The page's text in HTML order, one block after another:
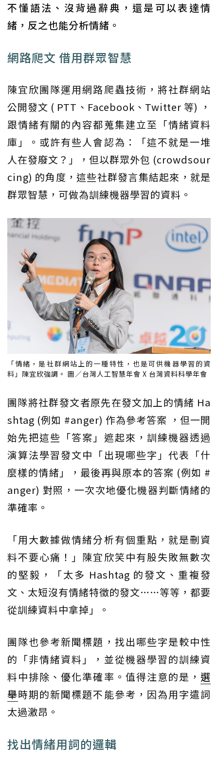
不懂語法、沒背過辭典，還是可以表達情
緒，反之也能分析情緒。
網路爬文 借用群眾智慧
陳宜欣團隊運用網路爬蟲技術，將社群網站
公開發文 ( PTT、Facebook、Twitter 等) ，
跟情緒有關的內容都蒐集建立至「情緒資料
庫」。或許有些人會認為：「這不就是一堆
人在發廢文？」，但以群眾外包 (crowdsour
cing) 的角度，這些社群發言集結起來，就是
群眾智慧，可做為訓練機器學習的資料。
「情緒，是社群網站上的一種特性，也是可供機器學習的資
料」陳宜欣強調。 圖／台灣人工智慧年會 X 台灣資料科學年會
團隊將社群發文者原先在發文加上的情緒 Ha
shtag (例如 #anger) 作為參考答案 ，但一開
始先把這些「答案」遮起來，訓練機器透過
演算法學習發文中「出現哪些字」代表「什
麼樣的情緒」，最後再與原本的答案 (例如 #
anger) 對照，一次次地優化機器判斷情緒的
準確率。
「用大數據做情緒分析有個重點，就是刪資
料不要心痛！」陳宜欣笑中有股失敗無數次
的堅毅，「太多 Hashtag 的發文、重複發
文、太短沒有情緒特徵的發文……等等，都要
從訓練資料中拿掉」。
團隊也參考新聞標題，找出哪些字是較中性
的「非情緒資料」，並從機器學習的訓練資
料中排除、優化準確率。值得注意的是， 選
舉時期的新聞標題不能參考，因為用字遣詞
太過激昂。
找出情緒用詞的邏輯